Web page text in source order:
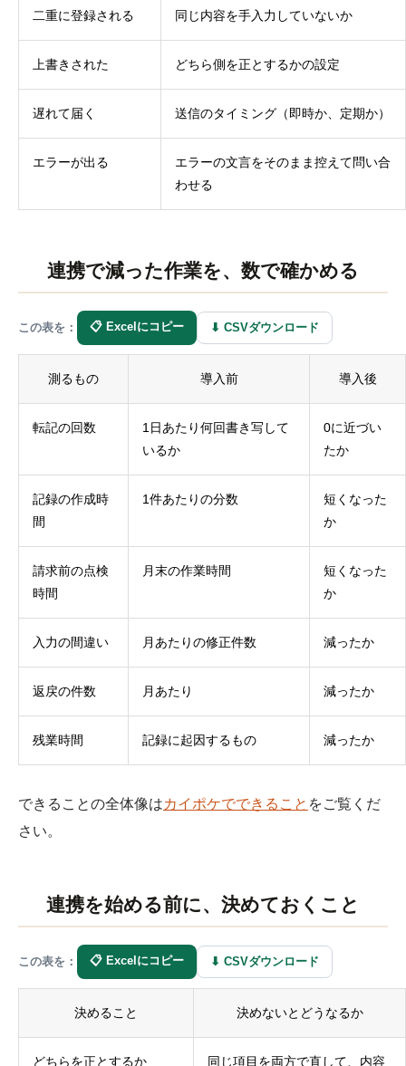
二重に登録される 同じ内容を手入力していないか
上書きされた どちら側を正とするかの設定
遅れて届く 送信のタイミング（即時か、定期か）
エラーが出る
エラーの文言をそのまま控えて問い合
わせる
連携で減った作業を、数で確かめる
この表を： 📋 Excelにコピー ⬇ CSVダウンロード
測るもの 導入前 導入後
転記の回数
1日あたり何回書き写して
いるか
0に近づい
たか
記録の作成時
間
1件あたりの分数
短くなった
か
請求前の点検
時間
月末の作業時間
短くなった
か
入力の間違い 月あたりの修正件数 減ったか
返戻の件数 月あたり 減ったか
残業時間 記録に起因するもの 減ったか
できることの全体像はカイポケでできること をご覧くだ
さい。
連携を始める前に、決めておくこと
この表を： 📋 Excelにコピー ⬇ CSVダウンロード
決めること 決めないとどうなるか
どちらを正とするか 同じ項目を両方で直して、内容